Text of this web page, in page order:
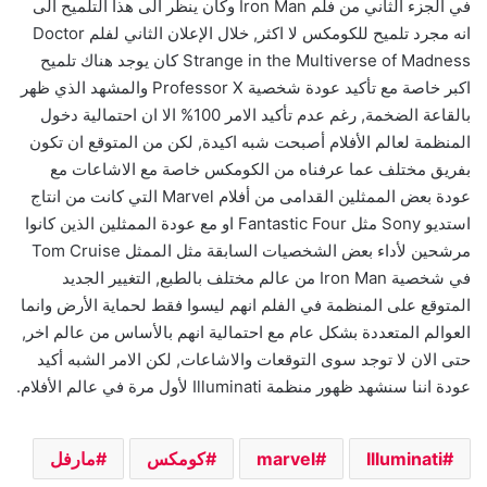
في الجزء الثاني من فلم Iron Man وكان ينظر الى هذا التلميح الى
انه مجرد تلميح للكومكس لا اكثر, خلال الإعلان الثاني لفلم Doctor
Strange in the Multiverse of Madness كان يوجد هناك تلميح
اكبر خاصة مع تأكيد عودة شخصية Professor X والمشهد الذي ظهر
بالقاعة الضخمة, رغم عدم تأكيد الامر 100% الا ان احتمالية دخول
المنظمة لعالم الأفلام أصبحت شبه اكيدة, لكن من المتوقع ان تكون
بفريق مختلف عما عرفناه من الكومكس خاصة مع الاشاعات مع
عودة بعض الممثلين القدامى من أفلام Marvel التي كانت من انتاج
استديو Sony مثل Fantastic Four او مع عودة الممثلين الذين كانوا
مرشحين لأداء بعض الشخصيات السابقة مثل الممثل Tom Cruise
في شخصية Iron Man من عالم مختلف بالطبع, التغيير الجديد
المتوقع على المنظمة في الفلم انهم ليسوا فقط لحماية الأرض وانما
العوالم المتعددة بشكل عام مع احتمالية انهم بالأساس من عالم اخر,
حتى الان لا توجد سوى التوقعات والاشاعات, لكن الامر الشبه أكيد
عودة اننا سنشهد ظهور منظمة Illuminati لأول مرة في عالم الأفلام.
Illuminati
marvel كومكس مارفل